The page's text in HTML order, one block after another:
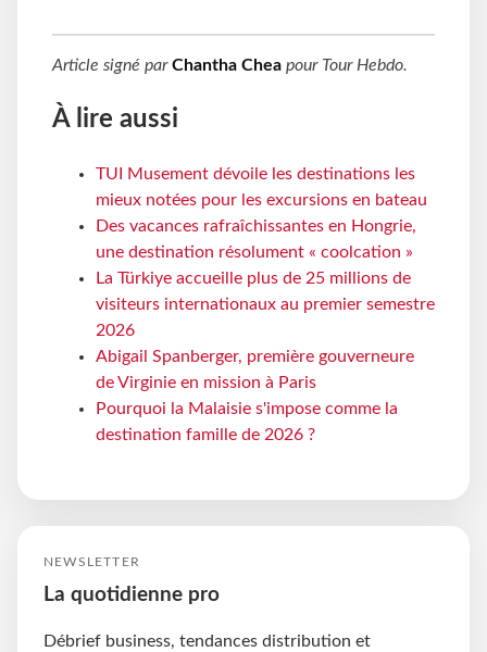
Article signé parChantha Chea pour Tour Hebdo.
À lire aussi
TUI Musement dévoile les destinations les
mieux notées pour les excursions en bateau
Des vacances rafraîchissantes en Hongrie,
une destination résolument « coolcation »
La Türkiye accueille plus de 25 millions de
visiteurs internationaux au premier semestre
2026
Abigail Spanberger, première gouverneure
de Virginie en mission à Paris
Pourquoi la Malaisie s'impose comme la
destination famille de 2026 ?
NEWSLETTER
La quotidienne pro
Débrief business, tendances distribution et